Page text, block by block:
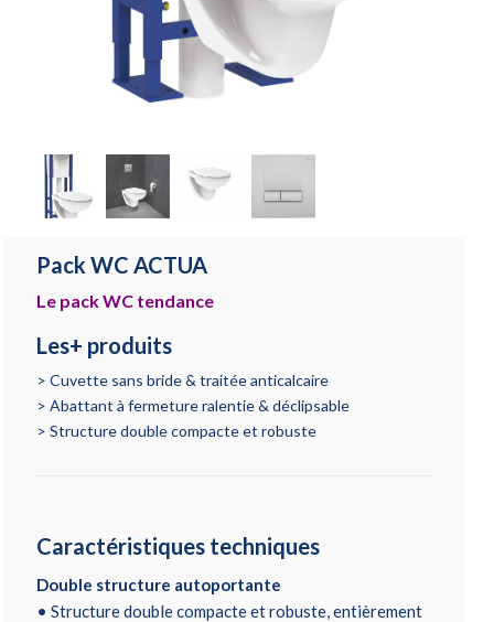
Pack WC ACTUA
Le pack WC tendance
Les+ produits
Cuvette sans bride & traitée anticalcaire
Abattant à fermeture ralentie & déclipsable
Structure double compacte et robuste
Caractéristiques techniques
Double structure autoportante
• Structure double compacte et robuste, entièrement